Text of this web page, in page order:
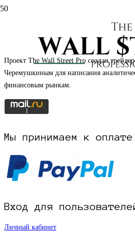
НАЧАТЬ РЕГИСТРАЦИЮ НА
Проект The Wall Street Pro создан
Черемушкиным для написания
финансовым рынкам.
Мы принимаем к оплате
Вход для
Личный кабинет